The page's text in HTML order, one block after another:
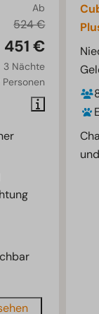
Ab
524 €
451 €
3 Nächte
Personen